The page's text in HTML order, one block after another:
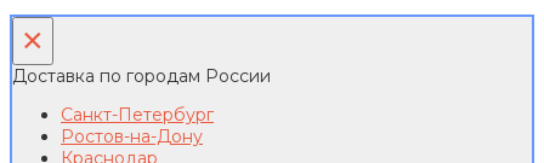
×
Доставка по городам России
Санкт-Петербург
Ростов-на-Дону
Краснодар